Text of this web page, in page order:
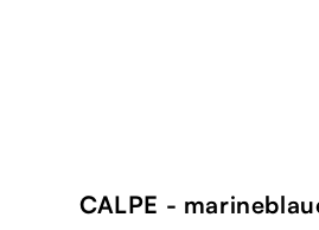
CALPE -